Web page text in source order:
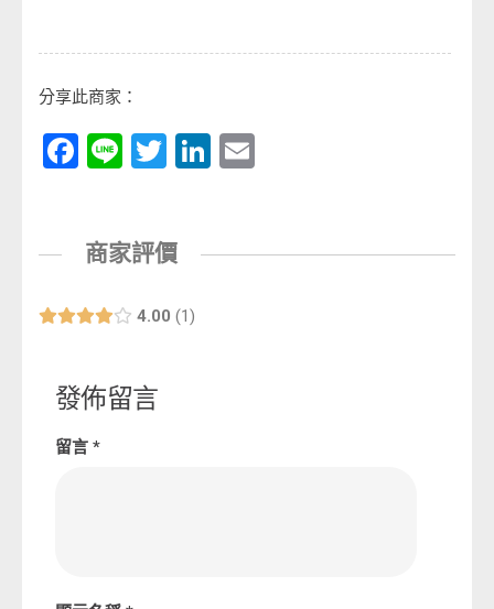
分享此商家：
Facebook
LineTwitterLinkedIn
商家評價
4.00 1
發佈留言
留言 *